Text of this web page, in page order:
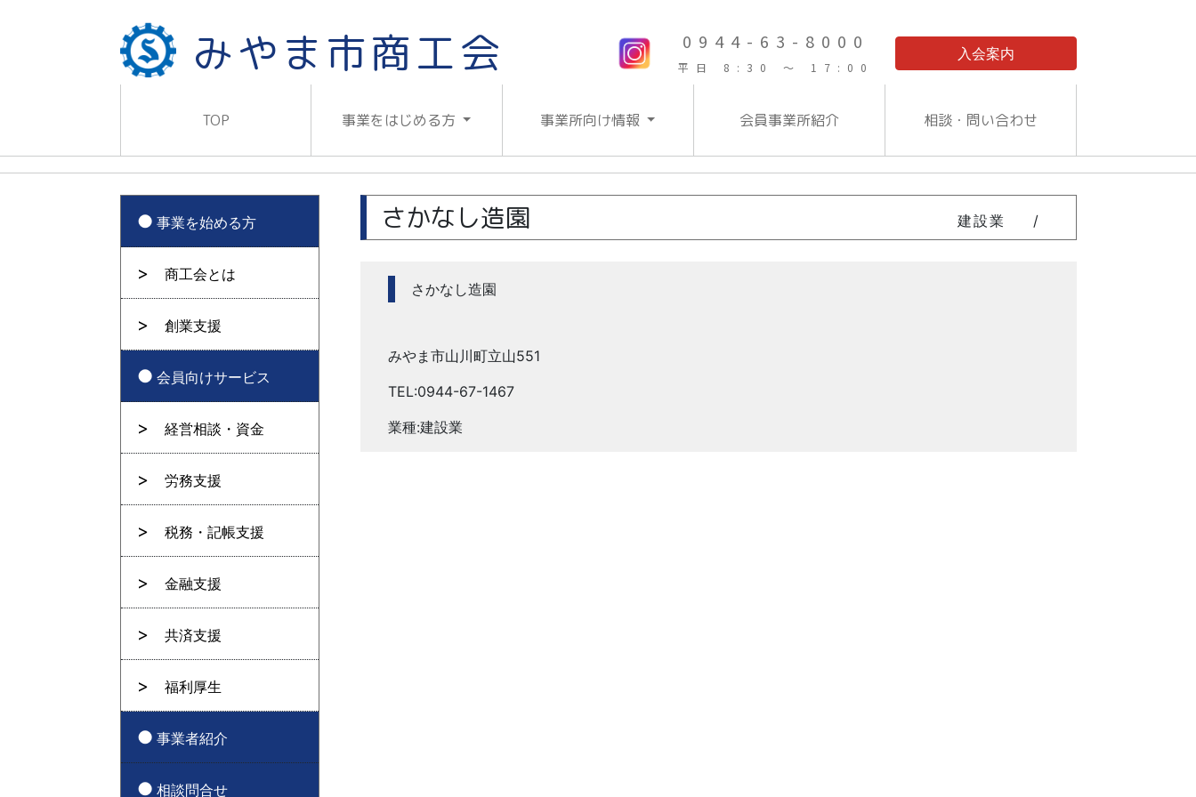
みやま市商工会 0944-63-8000
平日 8:30 ～ 17:00
入会案内
TOP 事業をはじめる方 事業所向け情報 会員事業所紹介 相談・問い合わせ
さかなし造園 建設業 /
さかなし造園
みやま市山川町立山551
TEL:0944-67-1467
業種:建設業
事業を始める方
商工会とは
創業支援
会員向けサービス
経営相談・資金
労務支援
税務・記帳支援
金融支援
共済支援
福利厚生
事業者紹介
相談問合せ